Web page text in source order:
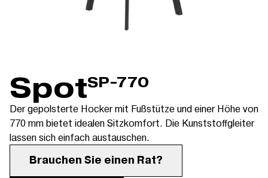
SpotSP-770
Der gepolsterte Hocker mit Fußstütze und einer Höhe von
770 mm bietet idealen Sitzkomfort. Die Kunststoffgleiter
lassen sich einfach austauschen.
Brauchen Sie einen Rat?